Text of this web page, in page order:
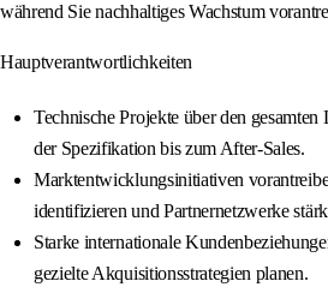
während Sie nachhaltiges Wachstum
Hauptverantwortlichkeiten
Technische Projekte über den
der Spezifikation bis zum After-Sales.
Marktentwicklungsinitiativen
identifizieren und Partnernetzwerke
Starke internationale
gezielte Akquisitionsstrategien planen.